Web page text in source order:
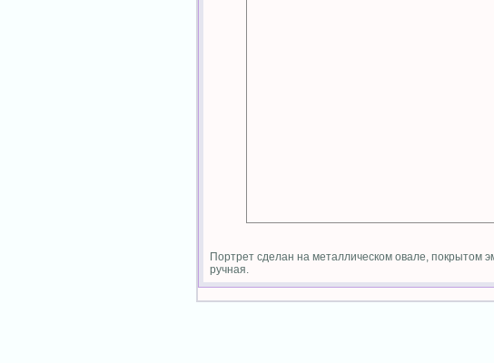
Портрет сделан на металлическом овале, покрытом
ручная.